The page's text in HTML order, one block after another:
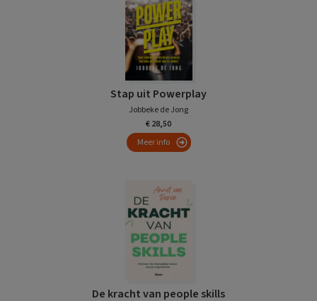
Stap uit Powerplay
Jobbeke de Jong
€ 28,50
Meer info
De kracht van people skills